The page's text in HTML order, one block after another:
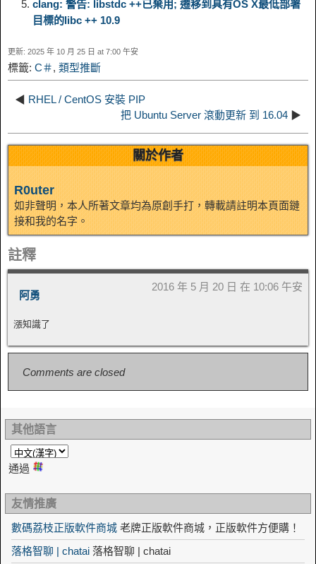
n
k
a
m
I
clang: 警告: libstdc ++已棄用; 遷移到具有OS X最低部署
目標的libc ++ 10.9
更新: 2025 年 10 月 25 日 at 7:00 午安
標籤: C＃, 類型推斷
◀ RHEL / CentOS 安裝 PIP
把 Ubuntu Server 滾動更新 到 16.04 ▶
關於作者
R0uter
如非聲明，本人所著文章均為原創手打，轉載請註明本頁面鏈
接和我的名字。
註釋
阿勇
2016 年 5 月 20 日 在 10:06 午安
漲知識了
Comments are closed
其他語言
通過
友情推廣
數碼荔枝正版軟件商城 老牌正版軟件商城，正版軟件方便購！
落格智聊 | chatai 落格智聊 | chatai